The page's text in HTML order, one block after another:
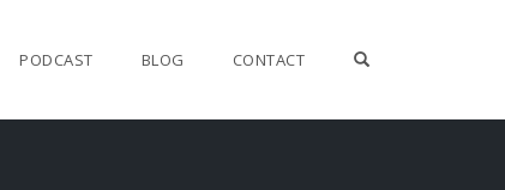
PODCAST BLOG CONTACT